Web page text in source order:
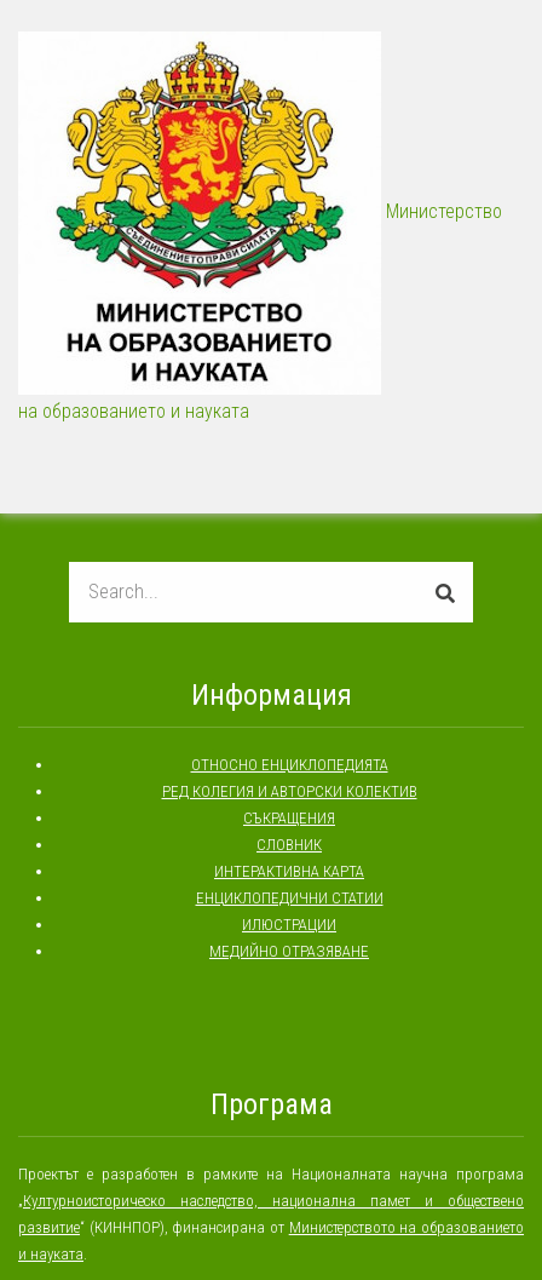
Министерство
на образованието и науката
Информация
ОТНОСНО ЕНЦИКЛОПЕДИЯТА
РЕД КОЛЕГИЯ И АВТОРСКИ КОЛЕКТИВ
СЪКРАЩЕНИЯ
СЛОВНИК
ИНТЕРАКТИВНА КАРТА
ЕНЦИКЛОПЕДИЧНИ СТАТИИ
ИЛЮСТРАЦИИ
МЕДИЙНО ОТРАЗЯВАНЕ
Програма
Проектът е разработен в рамките на Националната научна програма
„Културноисторическо наследство, национална памет и обществено
развитие“ (КИННПОР), финансирана от Министерството на образованието
и науката.